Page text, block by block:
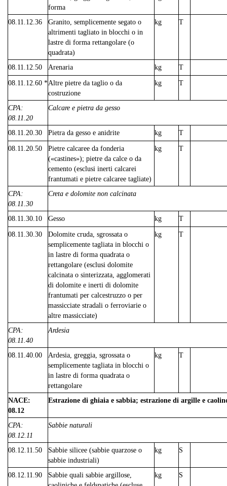
forma
08.11.12.36
Granito, semplicemente segato o
altrimenti tagliato in blocchi o in
lastre di forma rettangolare (o
quadrata)
kg T
08.11.12.50 Arenaria kg
T
08.11.12.60 *Altre pietre da taglio o da
costruzione
kg T
CPA:
08.11.20
Calcare e pietra da gesso
08.11.20.30 Pietra da gesso e anidrite kg
T
08.11.20.50
Pietre calcaree da fonderia
(«castines»); pietre da calce o da
cemento (esclusi inerti calcarei
frantumati e pietre calcaree tagliate)
kg T
CPA:
08.11.30
Creta e dolomite non calcinata
08.11.30.10 Gesso kg
T
08.11.30.30
Dolomite cruda, sgrossata o
semplicemente tagliata in blocchi o
in lastre di forma quadrata o
rettangolare (esclusi dolomite
calcinata o sinterizzata, agglomerati
di dolomite e inerti di dolomite
frantumati per calcestruzzo o per
massicciate stradali o ferroviarie o
altre massicciate)
kg T
CPA:
08.11.40
Ardesia
08.11.40.00
Ardesia, greggia, sgrossata o
semplicemente tagliata in blocchi o
in lastre di forma quadrata o
rettangolare
kg T
NACE:
08.12
Estrazione di ghiaia e sabbia; estrazione di argille e
CPA:
08.12.11
Sabbie naturali
08.12.11.50
Sabbie silicee (sabbie quarzose o
sabbie industriali)
kg S
08.12.11.90
Sabbie quali sabbie argillose,
kg S